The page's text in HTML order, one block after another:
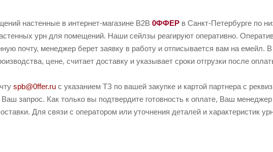
настенные в интернет-магазине B2B 0ФФЕР в Санкт-Петербурге по
урн для помещений. Наши сейлзы реагируют оперативно.
почту, менеджер берет заявку в работу и отписывается вам на емейл.
цене, считает доставку и указывает сроки отгрузки после
spb@0ffer.ru с указанием ТЗ по вашей закупке и картой партнера с
запрос. Как только вы подтвердите готовность к оплате, Ваш
Для связи с оператором или уточнения деталей и характеристик